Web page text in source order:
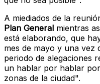
A miediados de la
Plan General mientras
está elaborando, que
mes de mayo y una vez
periodo de alegaciones
un hablar por hablar
zonas de la ciudad".